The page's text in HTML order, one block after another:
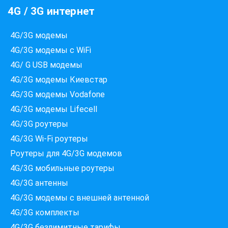
4G / 3G интернет
4G/3G модемы
4G/3G модемы с WiFi
4G/ G USB модемы
4G/3G модемы Киевстар
4G/3G модемы Vodafone
4G/3G модемы Lifecell
4G/3G роутеры
4G/3G Wi-Fi роутеры
Роутеры для 4G/3G модемов
4G/3G мобильные роутеры
4G/3G антенны
4G/3G модемы c внешней антенной
4G/3G комплектыЯкі провайдери працюють